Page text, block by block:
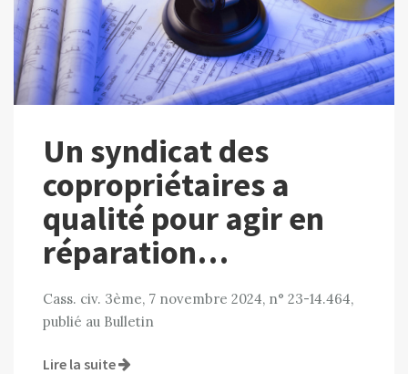
Un syndicat des
copropriétaires a
qualité pour agir en
réparation…
Cass. civ. 3ème, 7 novembre 2024, n° 23-14.464,
publié au Bulletin
Lire la suite